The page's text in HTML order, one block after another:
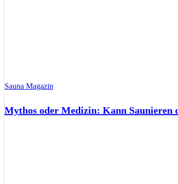
Sauna Magazin
Mythos oder Medizin: Kann Saunieren